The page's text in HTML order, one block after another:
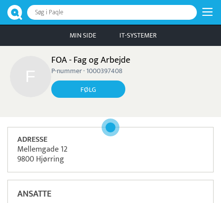
Søg i Paqle
MIN SIDE IT-SYSTEMER
FOA - Fag og Arbejde
P-nummer · 1000397408
FØLG
ADRESSE
Mellemgade 12
9800 Hjørring
ANSATTE